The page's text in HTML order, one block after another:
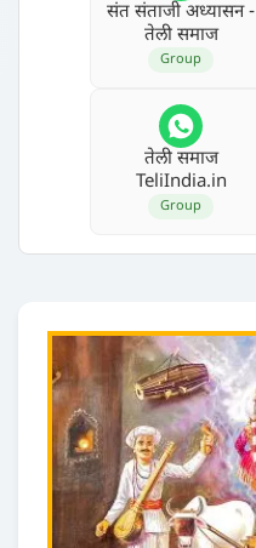
संत संताजी अध्‍यासन -
तेली समाज
Group
तेली समाज
TeliIndia.in
Group